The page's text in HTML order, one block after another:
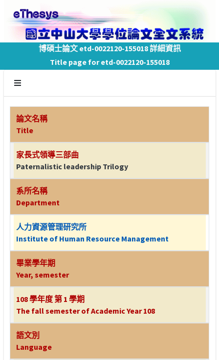
博碩士論文 etd-0022120-155018 詳細資訊
Title page for etd-0022120-155018
論文名稱
Title
家長式領導三部曲
Paternalistic leadership Trilogy
系所名稱
Department
人力資源管理研究所
Institute of Human Resource Management
畢業學年期
Year, semester
108 學年度 第 1 學期
The fall semester of Academic Year 108
語文別
Language